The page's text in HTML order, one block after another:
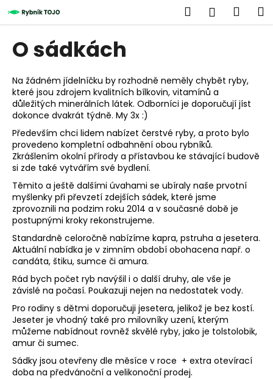
na
obsah
Hledat
O sádkách
Na žádném jídelníčku by rozhodně neměly chybět ryby,
které jsou zdrojem kvalitních bílkovin, vitamínů a
důležitých minerálních látek. Odborníci je doporučují jíst
dokonce dvakrát týdně. My 3x :)
Především chci lidem nabízet čerstvé ryby, a proto bylo
provedeno kompletní odbahnění obou rybníků.
Zkrášlením okolní přírody a přístavbou ke stávající budově
si zde také vytvářím své bydlení.
Těmito a ještě dalšími úvahami se ubíraly naše prvotní
myšlenky při převzetí zdejších sádek, které jsme
zprovoznili na podzim roku 2014 a v současné době je
postupnými kroky rekonstrujeme.
Standardně celoročně nabízíme kapra, pstruha a jesetera.
Aktuální nabídka je v zimním období obohacena např. o
candáta, štiku, sumce či amura.
Rád bych počet ryb navýšil i o další druhy, ale vše je
závislé na počasí. Poukazuji nejen na nedostatek vody.
Pro rodiny s dětmi doporučuji jesetera, jelikož je bez kostí.
Jeseter je vhodný také pro milovníky uzení, kterým
můžeme nabídnout rovněž skvělé ryby, jako je tolstolobik,
amur či sumec.
Sádky jsou otevřeny dle měsíce v roce + extra otevírací
doba na předvánoční a velikonoční prodej.
K
o
o
p
o
t
ř
e
b
u
j
e
t
e
n
a
j
í
t
?